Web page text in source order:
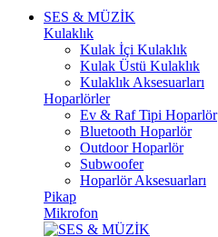
SES & MÜZİK
Kulaklık
Kulak İçi Kulaklık
Kulak Üstü Kulaklık
Kulaklık Aksesuarları
Hoparlörler
Ev & Raf Tipi Hoparlör
Bluetooth Hoparlör
Outdoor Hoparlör
Subwoofer
Hoparlör Aksesuarları
Pikap
Mikrofon